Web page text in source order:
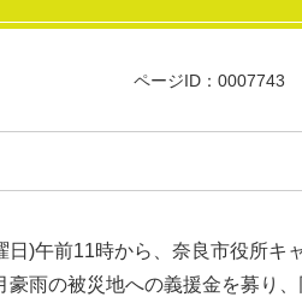
ページID：0007743
日)午前11時から、奈良市役所キ
雨の被災地への義援金を募り